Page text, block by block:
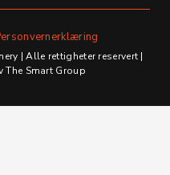
u
b
e
i
t
t
e
r
| Alle rettigheter reservert |
The Smart Group